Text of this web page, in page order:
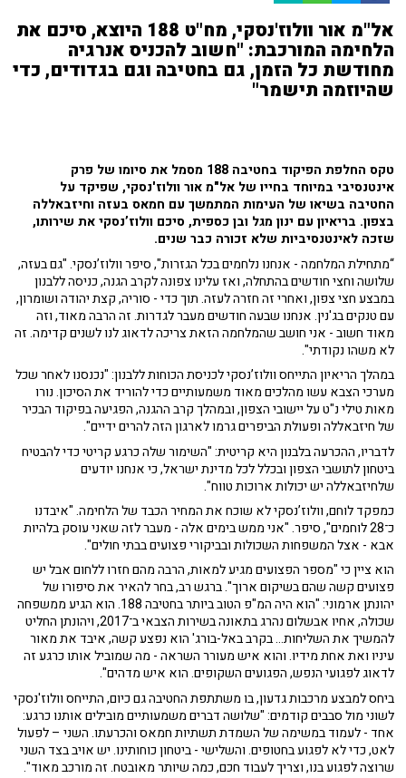
אל"מ אור וולוז'נסקי, מח"ט 188 היוצא, סיכם את
הלחימה המורכבת: "חשוב להכניס אנרגיה
מחודשת כל הזמן, גם בחטיבה וגם בגדודים, כדי
שהיוזמה תישמר"
טקס החלפת הפיקוד בחטיבה 188 מסמל את סיומו של פרק
אינטנסיבי במיוחד בחייו של אל"מ אור וולוז'נסקי, שפיקד על
החטיבה בשיאו של העימות המתמשך עם חמאס בעזה וחיזבאללה
בצפון. בריאיון עם ינון מגל ובן כספית, סיכם וולוז’נסקי את שירותו,
שזכה לאינטנסיביות שלא זכורה כבר שנים.
“מתחילת המלחמה - אנחנו נלחמים בכל הגזרות", סיפר וולוז’נסקי. "גם בעזה,
שלושה וחצי חודשים בהתחלה, ואז עלינו צפונה לקרב הגנה, כניסה ללבנון
במבצע חצי צפון, ואחרי זה חזרה לעזה. תוך כדי - סוריה, קצת יהודה ושומרון,
עם טנקים בג'נין. אנחנו שבעה חודשים מעבר לגדרות. זה הרבה מאוד, וזה
מאוד חשוב - אני חושב שהמלחמה הזאת צריכה לדאוג לנו לשנים קדימה. זה
לא משהו נקודתי".
במהלך הריאיון התייחס וולוז’נסקי לכניסת הכוחות ללבנון: "נכנסנו לאחר שכל
מערכי הצבא עשו מהלכים מאוד משמעותיים כדי להוריד את הסיכון. נורו
מאות טילי נ"ט על יישובי הצפון, ובמהלך קרב ההגנה, הפגיעה בפיקוד הבכיר
של חיזבאללה ופעולת הביפרים גרמו לארגון הזה להרים ידיים".
לדבריו, ההכרעה בלבנון היא קריטית: "השימור שלה כרגע קריטי כדי להבטיח
ביטחון לתושבי הצפון ובכלל לכל מדינת ישראל, כי אנחנו יודעים
שלחיזבאללה יש יכולות ארוכות טווח".
כמפקד לוחם, וולוז’נסקי לא שוכח את המחיר הכבד של הלחימה. "איבדנו
כ־28 לוחמים", סיפר. "אני ממש בימים אלה - מעבר לזה שאני עוסק בלהיות
אבא - אצל המשפחות השכולות ובביקורי פצועים בבתי חולים".
הוא ציין כי "מספר הפצועים מגיע למאות, הרבה מהם חזרו ללחום אבל יש
פצועים קשה שהם בשיקום ארוך". ברגש רב, בחר להאיר את סיפורו של
יהונתן ארמוני: "הוא היה המ"פ הטוב ביותר בחטיבה 188. הוא הגיע ממשפחה
שכולה, אחיו אבשלום נהרג בתאונה בשירות הצבאי ב־2017, ויהונתן החליט
להמשיך את השליחות… בקרב באל-בורג' הוא נפצע קשה, איבד את מאור
עיניו ואת אחת מידיו. והוא איש מעורר השראה - מה שמוביל אותו כרגע זה
לדאוג לפגועי הנפש, הפגועים השקופים. הוא איש מדהים".
ביחס למבצע מרכבות גדעון, בו משתתפת החטיבה גם כיום, התייחס וולוז'נסקי
לשוני מול סבבים קודמים: "שלושה דברים משמעותיים מובילים אותנו כרגע:
אחד - לעמוד במשימה של השמדת תשתיות חמאס והכרעתו. השני – לפעול
לאט, כדי לא לפגוע בחטופים. והשלישי - ביטחון כוחותינו. יש אויב בצד השני
שרוצה לפגוע בנו, וצריך לעבוד חכם, כמה שיותר מאובטח. זה מורכב מאוד".